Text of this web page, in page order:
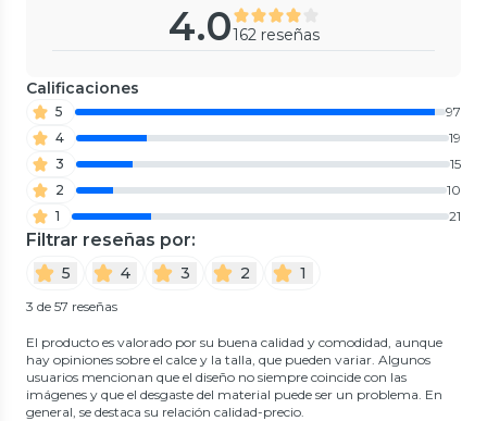
4.0162 reseñas
Calificaciones
5
97
4
19
3
15
2
10
1
21
Filtrar reseñas por:
5 4 3 2 1
3 de 57 reseñas
El producto es valorado por su buena calidad y comodidad, aunque
hay opiniones sobre el calce y la talla, que pueden variar. Algunos
usuarios mencionan que el diseño no siempre coincide con las
imágenes y que el desgaste del material puede ser un problema. En
general, se destaca su relación calidad-precio.